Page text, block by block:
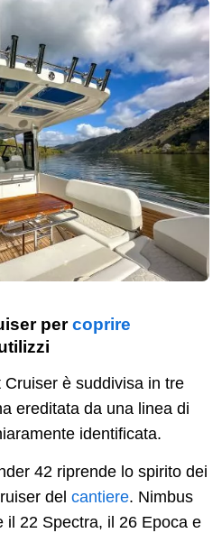
percoprire
è suddivisa in tre
ereditata da una linea di
identificata.
42 riprende lo spirito dei
del cantiere. Nimbus
il 22 Spectra, il 26 Epoca e